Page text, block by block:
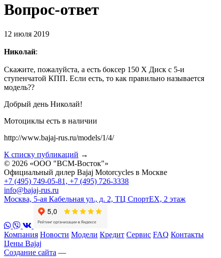
Вопрос-ответ
12 июля 2019
Николай:
Скажите, пожалуйста, а есть боксер 150 Х Диск с 5-и
ступенчатой КПП. Если есть, то как правильно называется
модель??
Добрый день Николай!
Мотоциклы есть в наличии
http://www.bajaj-rus.ru/models/1/4/
К списку публикаций →
© 2026 «ООО "ВСМ-Восток"»
Официальный дилер Bajaj Motorcycles в Москве
+7 (495) 749-05-81, +7 (495) 726-3338
info@bajaj-rus.ru
Москва, 5-ая Кабельная ул., д. 2, ТЦ СпортЕХ, 2 этаж
Компания Новости Модели Кредит Сервис FAQ Контакты
Цены Bajaj
Создание сайта —